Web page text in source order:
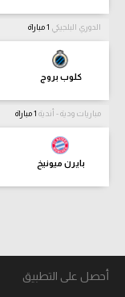
الدوري البلجيكي
كلوب بروج
مباريات ودية - أندية
بايرن ميونيخ
أحصل على التطبيق